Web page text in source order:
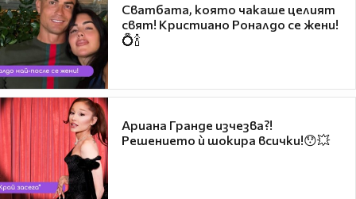
Сватбата, която чакаше целият
свят! Кристиано Роналдо се жени!
💍🍾
Ариана Гранде изчезва?!
Решението ѝ шокира всички!😯💥